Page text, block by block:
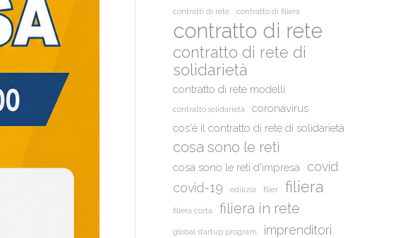
contratti di rete contratto di filiera
contratto di rete
contratto di rete di
solidarietà
contratto di rete modelli
contratto solidarietà
coronavirus
cos'è il contratto di rete di solidarietà
cosa sono le reti
cosa sono le reti d'impresa
covid
covid-19
edilizia filier filiera
filiera corta filiera in rete
global startup program imprenditori